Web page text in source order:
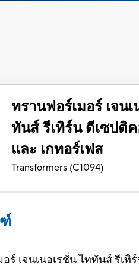
ทรานฟอร์เมอร์ เจน
ทันส์ รีเทิร์น ดีเซปติ
และ เกทอร์เฟส
Transformers (C1094)
ร์ เจนเนอเรชั่น ไททันส์ รีเ